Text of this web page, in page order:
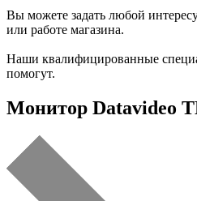
Вы можете задать любой
или работе магазина.
Наши квалифицированные
помогут.
Монитор Datavideo